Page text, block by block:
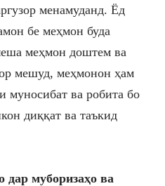
менамуданд. Ёд
бе меҳмон буда
меҳмон доштем ва
мешуд, меҳмонон ҳам
и муносибат ва робита бо
диққат ва таъкид
дар муборизаҳо ва